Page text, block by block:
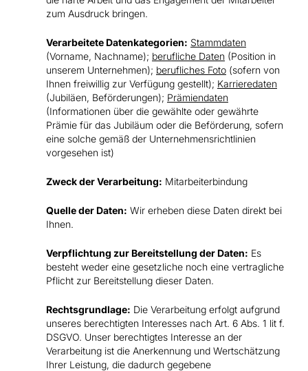
zum Ausdruck bringen.
Verarbeitete Datenkategorien: Stammdaten
(Vorname, Nachname); berufliche Daten (Position in
unserem Unternehmen); berufliches Foto (sofern von
Ihnen freiwillig zur Verfügung gestellt); Karrieredaten
(Jubiläen, Beförderungen); Prämiendaten
(Informationen über die gewählte oder gewährte
Prämie für das Jubiläum oder die Beförderung, sofern
eine solche gemäß der Unternehmensrichtlinien
vorgesehen ist)
Zweck der Verarbeitung: Mitarbeiterbindung
Quelle der Daten: Wir erheben diese Daten direkt bei
Ihnen.
Verpflichtung zur Bereitstellung der Daten: Es
besteht weder eine gesetzliche noch eine vertragliche
Pflicht zur Bereitstellung dieser Daten.
Rechtsgrundlage: Die Verarbeitung erfolgt aufgrund
unseres berechtigten Interesses nach Art. 6 Abs. 1 lit f.
DSGVO. Unser berechtigtes Interesse an der
Verarbeitung ist die Anerkennung und Wertschätzung
Ihrer Leistung, die dadurch gegebene